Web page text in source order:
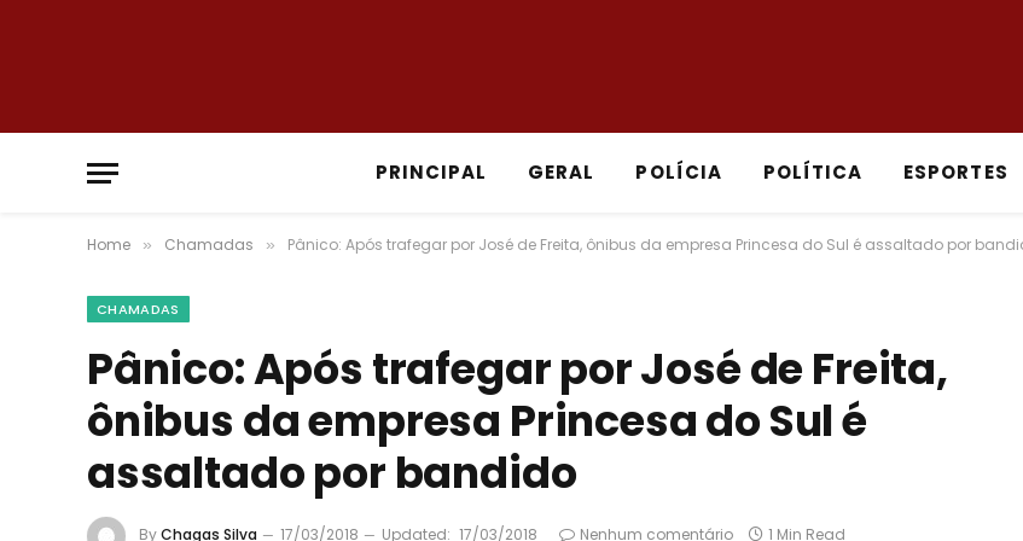
PRINCIPAL GERAL POLÍCIA POLÍTICA ESPORTES
Home » Chamadas » Pânico: Após trafegar por José de Freita, ônibus da empresa Princesa do Sul é assaltado por
CHAMADAS
Pânico: Após trafegar por José de Freita,
ônibus da empresa Princesa do Sul é
assaltado por bandido
ByChagas Silva 17/03/2018 Updated: 17/03/2018 Nenhum comentário 1 Min Read